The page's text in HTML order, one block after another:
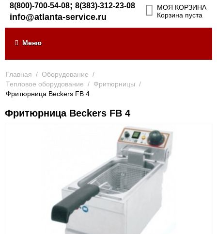
8(800)-700-54-08; 8(383)-312-23-08
info@atlanta-service.ru
МОЯ КОРЗИНА
Корзина пуста
Меню
Главная / Оборудование /
Тепловое оборудование / Фритюрницы /
Фритюрница Beckers FB 4
Фритюрница Beckers FB 4